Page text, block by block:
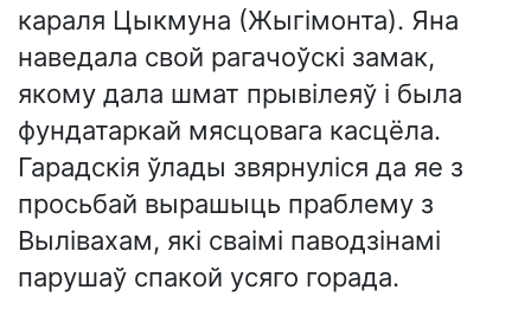
караля Цыкмуна (Жыгімонта). Яна
наведала свой рагачоўскі замак,
якому дала шмат прывілеяў і была
фундатаркай мясцовага касцёла.
Гарадскія ўлады звярнуліся да яе з
просьбай вырашыць праблему з
Вылівахам, які сваімі паводзінамі
парушаў спакой усяго горада.